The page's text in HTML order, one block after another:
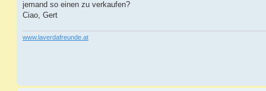
r
a
jemand so einen zu verkaufen?
Ciao, Gert
www.laverdafreunde.at